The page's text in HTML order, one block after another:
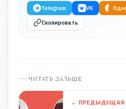
Telegram VK
Скопировать
ЧИТАТЬ ДАЛЬШЕ
← ПРЕДЫДУЩАЯ